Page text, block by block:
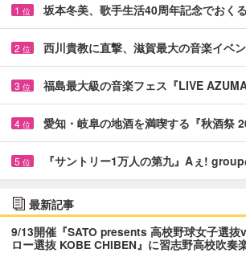
1 位 坂本冬美、歌手生活40周年記念でおく
2 位 西川貴教に直撃、滋賀最大の音楽イベ
3 位 福島最大級の音楽フェス『LIVE
4 位 愛知・岐阜の地酒を満喫する『秋酒祭
5 位 『サントリー1万人の第九』Aぇ!
最新記事
9/13開催『SATO presents 高校野球女子選抜
ロー選抜 KOBE CHIBEN』に習志野高校吹奏